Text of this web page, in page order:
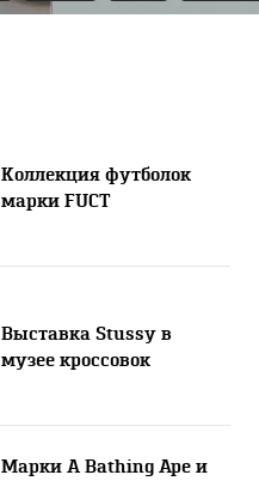
Коллекция футболок
марки FUCT
Выставка Stussy в
музее кроссовок
Марки A Bathing Ape и